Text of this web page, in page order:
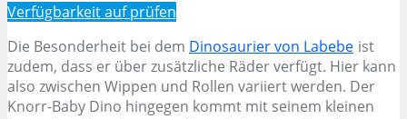
Verfügbarkeit aufprüfen
Die Besonderheit bei dem Dinosaurier von Labebe ist
zudem, dass er über zusätzliche Räder verfügt. Hier kann
also zwischen Wippen und Rollen variiert werden. Der
Knorr-Baby Dino hingegen kommt mit seinem kleinen